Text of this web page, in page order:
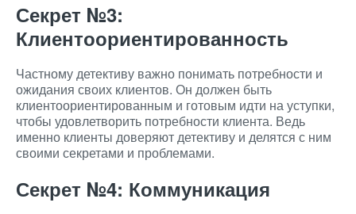
Секрет №3:
Клиентоориентированность
Частному детективу важно понимать потребности и
ожидания своих клиентов. Он должен быть
клиентоориентированным и готовым идти на уступки,
чтобы удовлетворить потребности клиента. Ведь
именно клиенты доверяют детективу и делятся с ним
своими секретами и проблемами.
Секрет №4: Коммуникация